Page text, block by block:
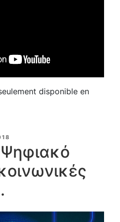
disponible en